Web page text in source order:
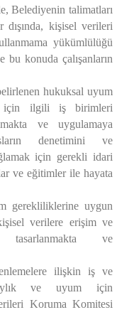
Belediyenin talimatları
kişisel verileri
yükümlülüğü
bu konuda çalışanların
hukuksal uyum
için ilgili iş birimleri
ve uygulamaya
denetimini ve
için gerekli idari
ve eğitimler ile hayata
gerekliliklerine uygun
verilere erişim ve
tasarlanmakta ve
ilişkin iş ve
ve uyum için
Koruma Komitesi